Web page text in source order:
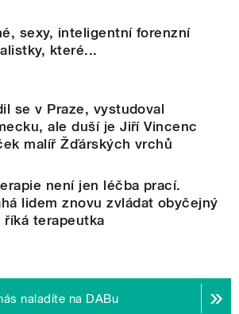
sexy, inteligentní forenzní
které...
se v Praze, vystudoval
ale duší je Jiří Vincenc
malíř Žďárských vrchů
není jen léčba prací.
lidem znovu zvládat obyčejný
říká terapeutka
naladíte na DABu